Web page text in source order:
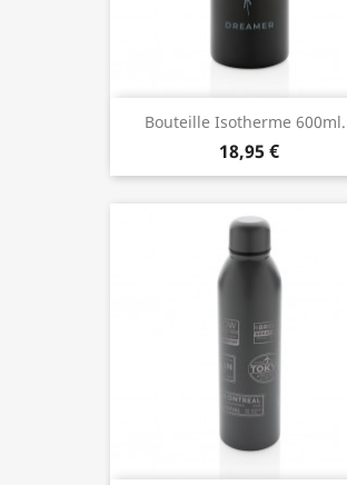
Bouteille Isotherme
18,95 €